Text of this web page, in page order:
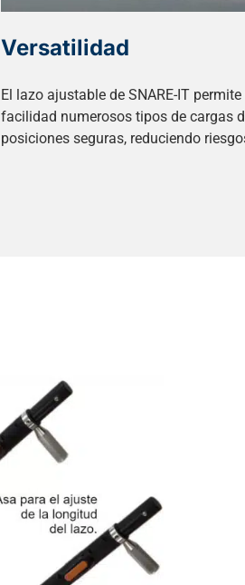
Versatilidad
El lazo ajustable de SNARE-IT
facilidad numerosos tipos de cargas
posiciones seguras, reduciendo